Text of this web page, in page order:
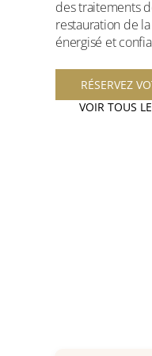
des traitements
restauration de
énergisé et
RÉSERVEZ
VOIR TOUS